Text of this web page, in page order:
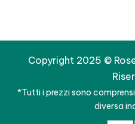
Copyright 2025 ©
*Tutti i prezzi sono
diversa